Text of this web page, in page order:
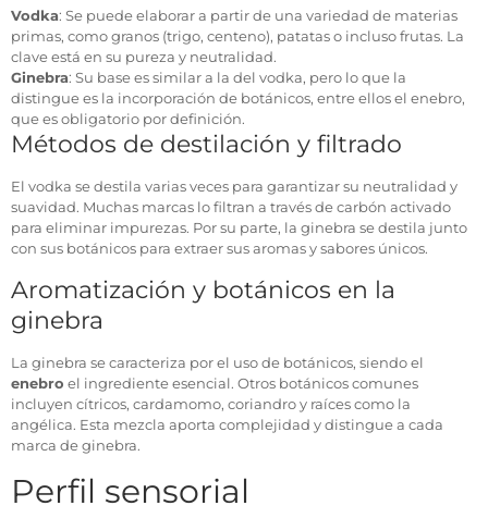
Vodka: Se puede elaborar a partir de una variedad de materias
primas, como granos (trigo, centeno), patatas o incluso frutas. La
clave está en su pureza y neutralidad.
Ginebra: Su base es similar a la del vodka, pero lo que la
distingue es la incorporación de botánicos, entre ellos el enebro,
que es obligatorio por definición.
Métodos de destilación y filtrado
El vodka se destila varias veces para garantizar su neutralidad y
suavidad. Muchas marcas lo filtran a través de carbón activado
para eliminar impurezas. Por su parte, la ginebra se destila junto
con sus botánicos para extraer sus aromas y sabores únicos.
Aromatización y botánicos en la
ginebra
La ginebra se caracteriza por el uso de botánicos, siendo el
enebro el ingrediente esencial. Otros botánicos comunes
incluyen cítricos, cardamomo, coriandro y raíces como la
angélica. Esta mezcla aporta complejidad y distingue a cada
marca de ginebra.
Perfil sensorial